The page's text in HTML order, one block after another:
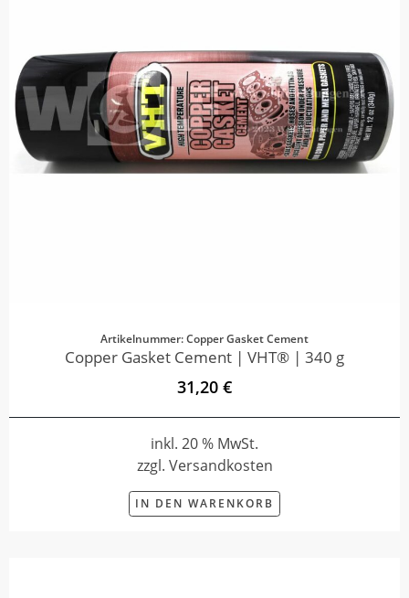
Artikelnummer: Copper Gasket Cement
Copper Gasket Cement | VHT® | 340 g
31,20 €
inkl. 20 % MwSt.
zzgl. Versandkosten
IN DEN WARENKORB